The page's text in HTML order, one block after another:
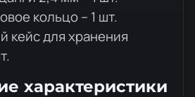
кольцо – 1 шт.
кейс для хранения
характеристики